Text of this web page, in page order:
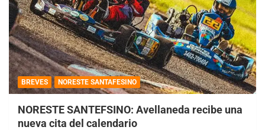
BREVES NORESTE SANTAFESINO
NORESTE SANTEFSINO: Avellaneda recibe una
nueva cita del calendario